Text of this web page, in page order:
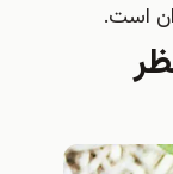
است.